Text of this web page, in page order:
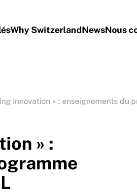
Why SwitzerlandNewsNous
innovation » : enseignements du
» :